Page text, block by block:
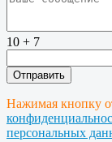
10 + 7
Нажимая кнопку
персональных